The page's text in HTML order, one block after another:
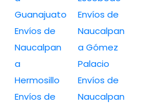
Guanajuato
Envíos de
Naucalpan
a
Hermosillo
Envíos de
Envíos de
Naucalpan
a Gómez
Palacio
Envíos de
Naucalpan